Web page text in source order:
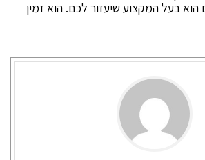
בעל המקצוע שיעזור לכם. הוא זמין